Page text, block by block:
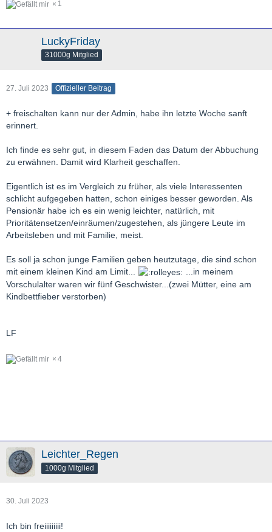
1
LuckyFriday
31000g Mitglied
27. Juli 2023 Offizieller Beitrag
+ freischalten kann nur der Admin, habe ihn letzte Woche sanft
erinnert.
Ich finde es sehr gut, in diesem Faden das Datum der Abbuchung
zu erwähnen. Damit wird Klarheit geschaffen.
Eigentlich ist es im Vergleich zu früher, als viele Interessenten
schlicht aufgegeben hatten, schon einiges besser geworden. Als
Pensionär habe ich es ein wenig leichter, natürlich, mit
Prioritätensetzen/einräumen/zugestehen, als jüngere Leute im
Arbeitsleben und mit Familie, meist.
Es soll ja schon junge Familien geben heutzutage, die sind schon
mit einem kleinen Kind am Limit...
...in meinem
Vorschulalter waren wir fünf Geschwister...(zwei Mütter, eine am
Kindbettfieber verstorben)
LF
4
Leichter_Regen
1000g Mitglied
30. Juli 2023
Ich bin freiiiiiiiii!